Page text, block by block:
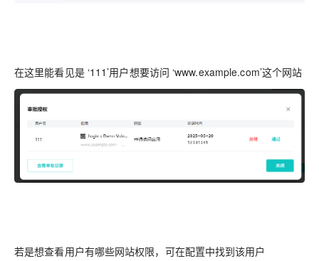
在这里能看见是 ‘111’用户想要访问 ‘www.example.com’这个网站
若是想查看用户有哪些网站权限，可在配置中找到该用户